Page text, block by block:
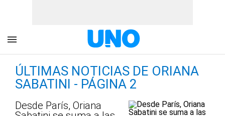
ÚLTIMAS NOTICIAS DE ORIANA
SABATINI - PÁGINA 2
Desde París, Oriana